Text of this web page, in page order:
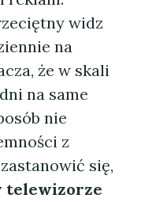
widz
na
że w skali
na same
nie
z
się,
telewizorze